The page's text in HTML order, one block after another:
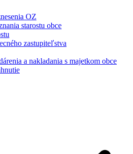
OZ
starostu obce
zastupiteľstva
a nakladania s majetkom obce